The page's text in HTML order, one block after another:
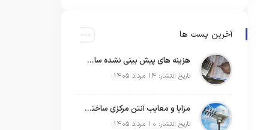
آخرین پست ها
هزینه های پیش بینی نشده ساختمان
تاریخ انتشار: 14 مرداد 1405
مزایا و معایب آنتن مرکزی ساختمان
تاریخ انتشار: 10 مرداد 1405